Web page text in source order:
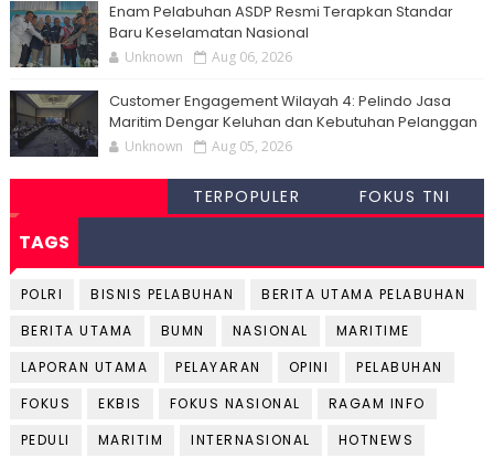
Enam Pelabuhan ASDP Resmi Terapkan Standar
Baru Keselamatan Nasional
Unknown Aug 06, 2026
Customer Engagement Wilayah 4: Pelindo Jasa
Maritim Dengar Keluhan dan Kebutuhan Pelanggan
Unknown Aug 05, 2026
TERPOPULER FOKUS TNI
TAGS
POLRI BISNIS PELABUHAN
BERITA UTAMA PELABUHAN
BERITA UTAMA
BUMN NASIONAL
MARITIME
LAPORAN UTAMA
PELAYARAN OPINI
PELABUHAN
FOKUS
EKBIS FOKUS NASIONAL
RAGAM INFO
PEDULI
MARITIM INTERNASIONAL
HOTNEWS